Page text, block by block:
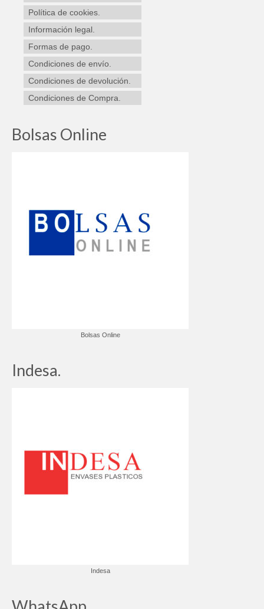
Política de cookies.
Información legal.
Formas de pago.
Condiciones de envío.
Condiciones de devolución.
Condiciones de Compra.
Bolsas Online
Bolsas Online
Indesa.
Indesa